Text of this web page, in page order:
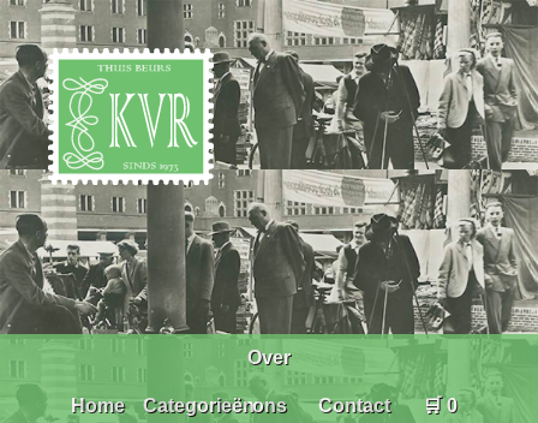
Home Categorieën
Over
ons Contact 🛒 0